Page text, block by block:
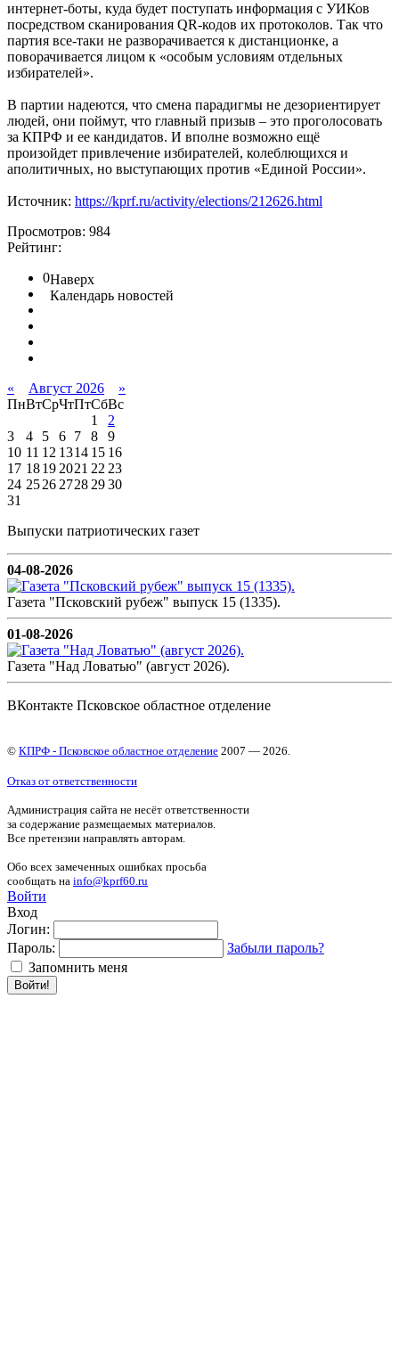
интернет-боты, куда будет поступать информация с УИКов
посредством сканирования QR-кодов их протоколов. Так что
партия все-таки не разворачивается к дистанционке, а
поворачивается лицом к «особым условиям отдельных
избирателей».
В партии надеются, что смена парадигмы не дезориентирует
людей, они поймут, что главный призыв – это проголосовать
за КПРФ и ее кандидатов. И вполне возможно ещё
произойдет привлечение избирателей, колеблющихся и
аполитичных, но выступающих против «Единой России».
Источник: https://kprf.ru/activity/elections/212626.html
Просмотров: 984
Рейтинг:
0Наверх
Календарь новостей
« Август 2026
»
ПнВтСрЧтПтСбВс
1
2
3
4 5 6 7 8
9
10 11 12 1314 15 16
17 18192021 2223
24 252627282930
31
Выпуски патриотических газет
04-08-2026
Газета "Псковский рубеж" выпуск 15 (1335).
01-08-2026
Газета "Над Ловатью" (август 2026).
ВКонтакте Псковское областное отделение
© КПРФ - Псковское областное отделение 2007 — 2026.
Отказ от ответственности
Администрация сайта не несёт ответственности
за содержание размещаемых материалов.
Все претензии направлять авторам.
Обо всех замеченных ошибках просьба
сообщать на info@kprf60.ru
Войти
Вход
Логин:
Пароль:
Забыли пароль?
Запомнить меня